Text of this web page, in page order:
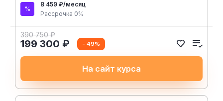
8 459 ₽/месяц
Рассрочка 0%
390 750 ₽
199 300 ₽ - 49%
На сайт курса